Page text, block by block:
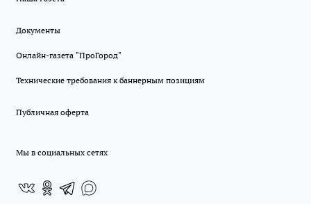
Документы
Онлайн-газета "ПроГород"
Технические требования к баннерным позициям
Публичная оферта
Мы в социальных сетях